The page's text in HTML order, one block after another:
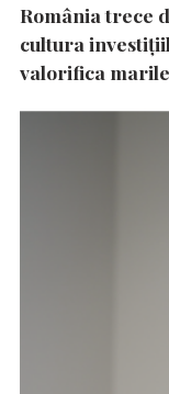
România trece
cultura
valorifica